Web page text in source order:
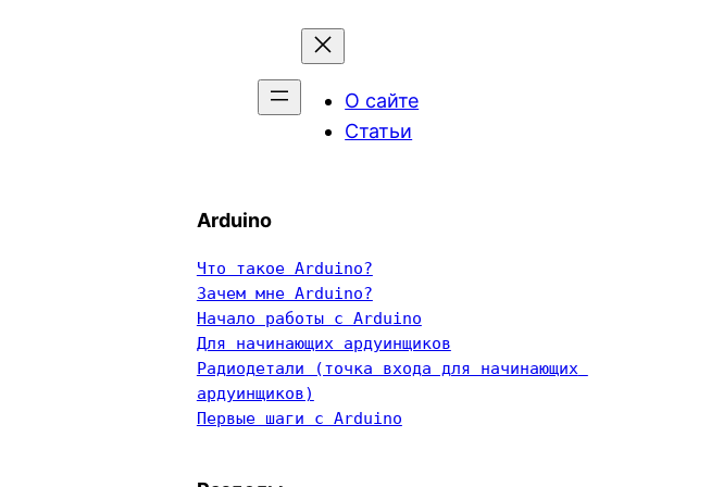
О сайте
Статьи
Arduino
Что такое Arduino?
Зачем мне Arduino?
Начало работы с Arduino
Для начинающих ардуинщиков
Радиодетали (точка входа для начинающих
ардуинщиков)
Первые шаги с Arduino